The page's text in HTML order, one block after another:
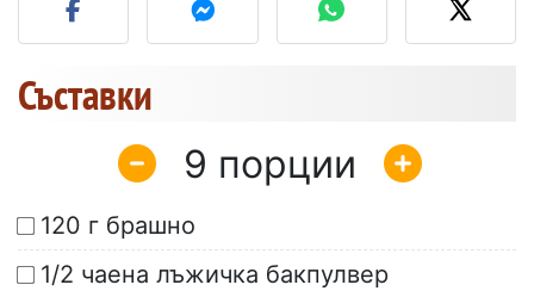
Съставки
9
120 г брашно
1/2 чаена лъжичка бакпулвер